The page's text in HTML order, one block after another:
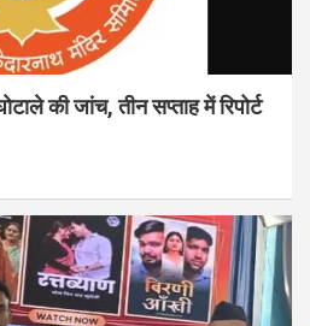
की जांच, तीन सप्ताह में रिपोर्ट